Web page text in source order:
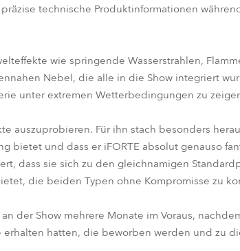
technische Produktinformationen
wie springende Wasserstrahlen,
Nebel, die alle in die Show integriert
unter extremen Wetterbedingungen zu
auszuprobieren. Für ihn stach besonders
bietet und dass er iFORTE absolut genauso
dass sie sich zu den gleichnamigen
die beiden Typen ohne Kompromisse zu
der Show mehrere Monate im Voraus,
hatten, die beworben werden und zu